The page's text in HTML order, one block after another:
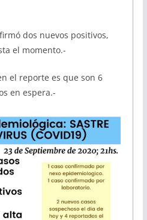
dos nuevos positivos,
el momento.-
el reporte es que son 6
en espera.-